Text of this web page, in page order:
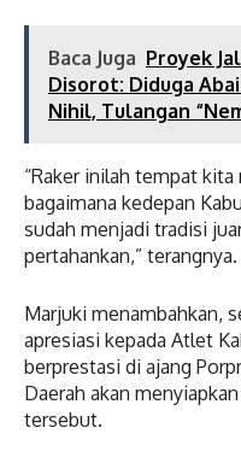
Baca Juga Proyek
Disorot: Diduga
Nihil, Tulangan
“Raker inilah tempat
bagaimana kedepan
sudah menjadi tradisi
pertahankan,” terangnya.
Marjuki menambahkan,
apresiasi kepada Atlet
berprestasi di ajang
Daerah akan
tersebut.